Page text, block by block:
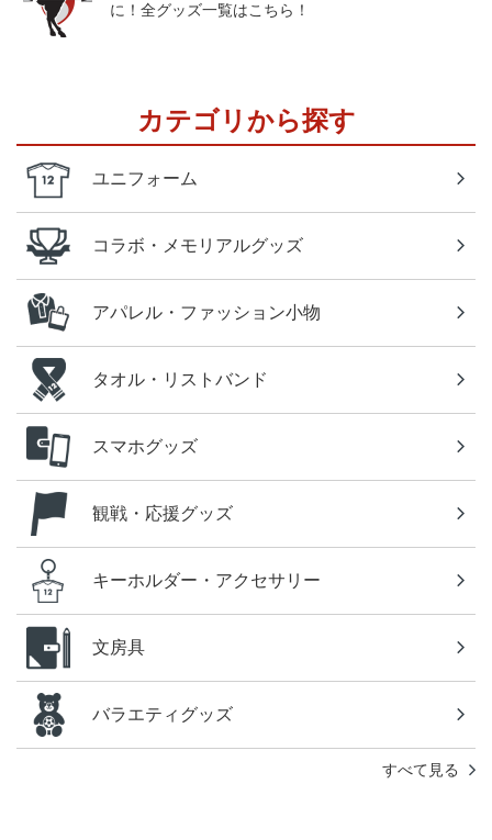
に！全グッズ一覧はこちら！
カテゴリから探す
ユニフォーム
コラボ・メモリアルグッズ
アパレル・ファッション小物
タオル・リストバンド
スマホグッズ
観戦・応援グッズ
キーホルダー・アクセサリー
文房具
バラエティグッズ
すべて見る